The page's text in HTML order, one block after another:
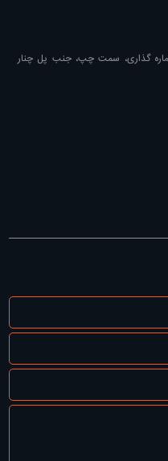
از شماره گذاری، سمت چپ، جنب پل چنار